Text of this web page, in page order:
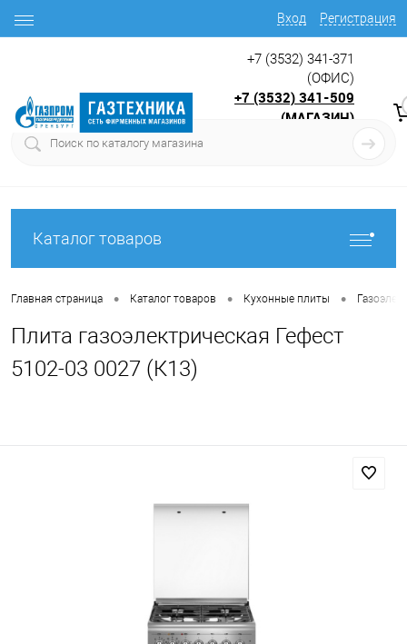
Вход Регистрация
+7 (3532) 341-371
(ОФИС)
+7 (3532) 341-509
(МАГАЗИН)
Каталог товаров
Главная страница • Каталог товаров • Кухонные плиты •
Плита газоэлектрическая Гефест
5102-03 0027 (К13)